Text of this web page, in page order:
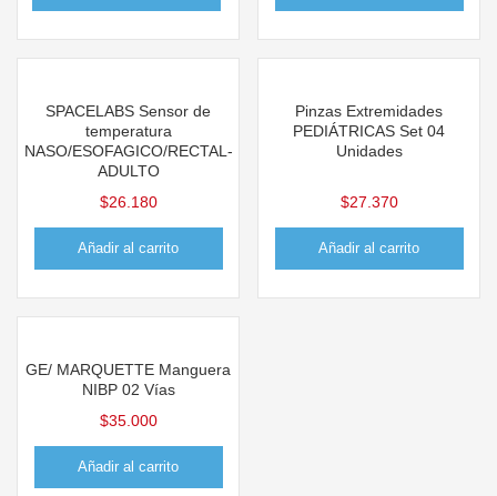
SPACELABS Sensor de
temperatura
NASO/ESOFAGICO/RECTAL-
ADULTO
$26.180
Añadir al carrito
Pinzas Extremidades
PEDIÁTRICAS Set 04
Unidades
$27.370
Añadir al carrito
GE/ MARQUETTE Manguera
NIBP 02 Vías
$35.000
Añadir al carrito